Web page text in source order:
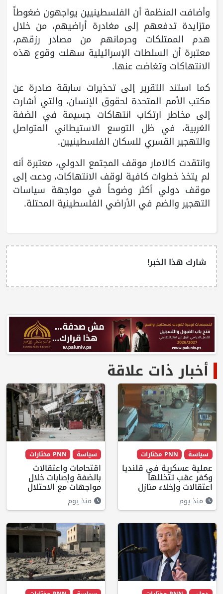
وأضافت المنظمة أن الفلسطينيين يواجهون ضغوطاً
متزايدة تدفعهم إلى مغادرة أراضيهم، من خلال
هدم الممتلكات وحرمانهم من مصادر رزقهم،
معتبرة أن السلطات الإسرائيلية سهلت وقوع هذه
الانتهاكات وتغاضت عنها.
كما استند التقرير إلى تحذيرات سابقة صادرة عن
مكتب الأمم المتحدة لحقوق الإنسان، والتي أشارت
إلى مخاطر ارتكاب انتهاكات جسيمة في الضفة
الغربية، في ظل التوسع الاستيطاني المتواصل
والتهجير القسري للسكان الفلسطينيين.
وانتقدت كالامار موقف المجتمع الدولي، معتبرة أنه
لم يتخذ خطوات كافية لوقف الانتهاكات، ودعت إلى
موقف دولي أكثر وضوحاً في مواجهة سياسات
التهجير والضم في الأراضي الفلسطينية المحتلة.
شارك هذا الخبر!
أخبار ذات علاقة
سياسة PNN مختارات
عملية عسكرية في قلنديا
وكفر عقب تتخللها
اعتقالات وإخلاء منازل
منذ يوم
سياسة PNN مختارات
اقتحامات واعتقالات
بالضفة وإصابات خلال
مواجهات مع الاحتلال
منذ يوم